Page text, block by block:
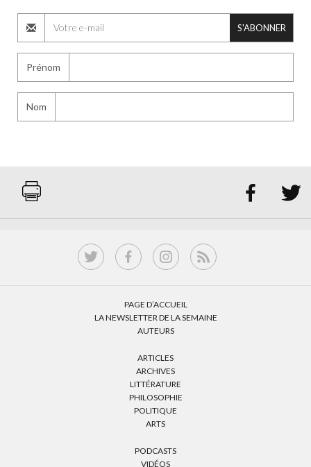
S'ABONNER
Prénom
Nom
 
PAGE D’ACCUEIL
LA NEWSLETTER DE LA SEMAINE
AUTEURS
ARTICLES
ARCHIVES
LITTÉRATURE
PHILOSOPHIE
POLITIQUE
ARTS
PODCASTS
VIDÉOS